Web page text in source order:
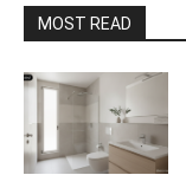
MOST READ